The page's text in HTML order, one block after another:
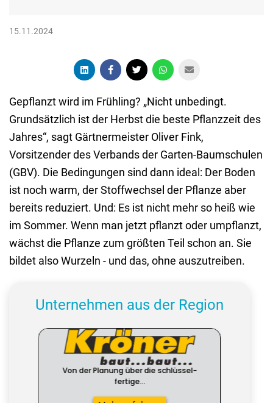
15.11.2024
Gepflanzt wird im Frühling? „Nicht unbedingt.
Grundsätzlich ist der Herbst die beste Pflanzzeit des
Jahres“, sagt Gärtnermeister Oliver Fink,
Vorsitzender des Verbands der Garten-Baumschulen
(GBV). Die Bedingungen sind dann ideal: Der Boden
ist noch warm, der Stoffwechsel der Pflanze aber
bereits reduziert. Und: Es ist nicht mehr so heiß wie
im Sommer. Wenn man jetzt pflanzt oder umpflanzt,
wächst die Pflanze zum größten Teil schon an. Sie
bildet also Wurzeln - und das, ohne auszutreiben.
Unternehmen aus der Region